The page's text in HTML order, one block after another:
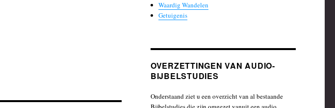
Waardig Wandelen
Getuigenis
OVERZETTINGEN VAN AUDIO-
BIJBELSTUDIES
Onderstaand ziet u een overzicht van al bestaande